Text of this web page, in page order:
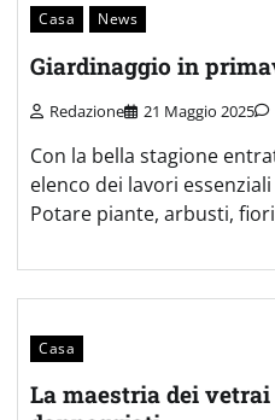
Casa News
Giardinaggio in
Redazione 21 Maggio 2025
Con la bella stagione
elenco dei lavori
Potare piante, arbusti,
Casa
La maestria dei